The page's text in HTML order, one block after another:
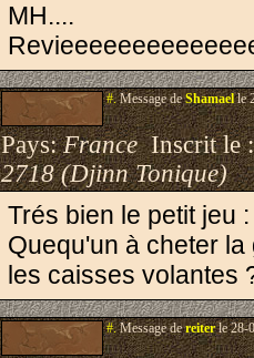
MH....
#.Message deShamaelle
Pays:FranceInscrit le
2718 (Djinn Tonique)
Trés bien le petit jeu
Quequ'un à cheter
les caisses volantes
#.Message dereiterle 28-